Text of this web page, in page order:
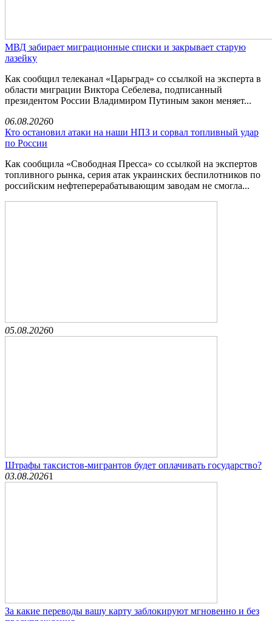
МВД забирает миграционные списки и закрывает старую
лазейку
Как сообщил телеканал «Царьград» со ссылкой на эксперта в
области миграции Виктора Себелева, подписанный
президентом России Владимиром Путиным закон меняет...
06.08.20260
Кто остановил атаки на наши НПЗ и сорвал топливный удар
по России
Как сообщила «Свободная Пресса» со ссылкой на экспертов
топливного рынка, серия атак украинских беспилотников по
российским нефтеперерабатывающим заводам не смогла...
05.08.20260
Штрафы таксистов-мигрантов будет оплачивать государство?
03.08.20261
За какие переводы вашу карту заблокируют мгновенно и без